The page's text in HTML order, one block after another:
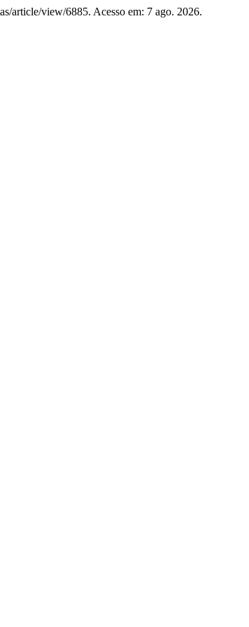
article/view/6885. Acesso em: 7 ago. 2026.